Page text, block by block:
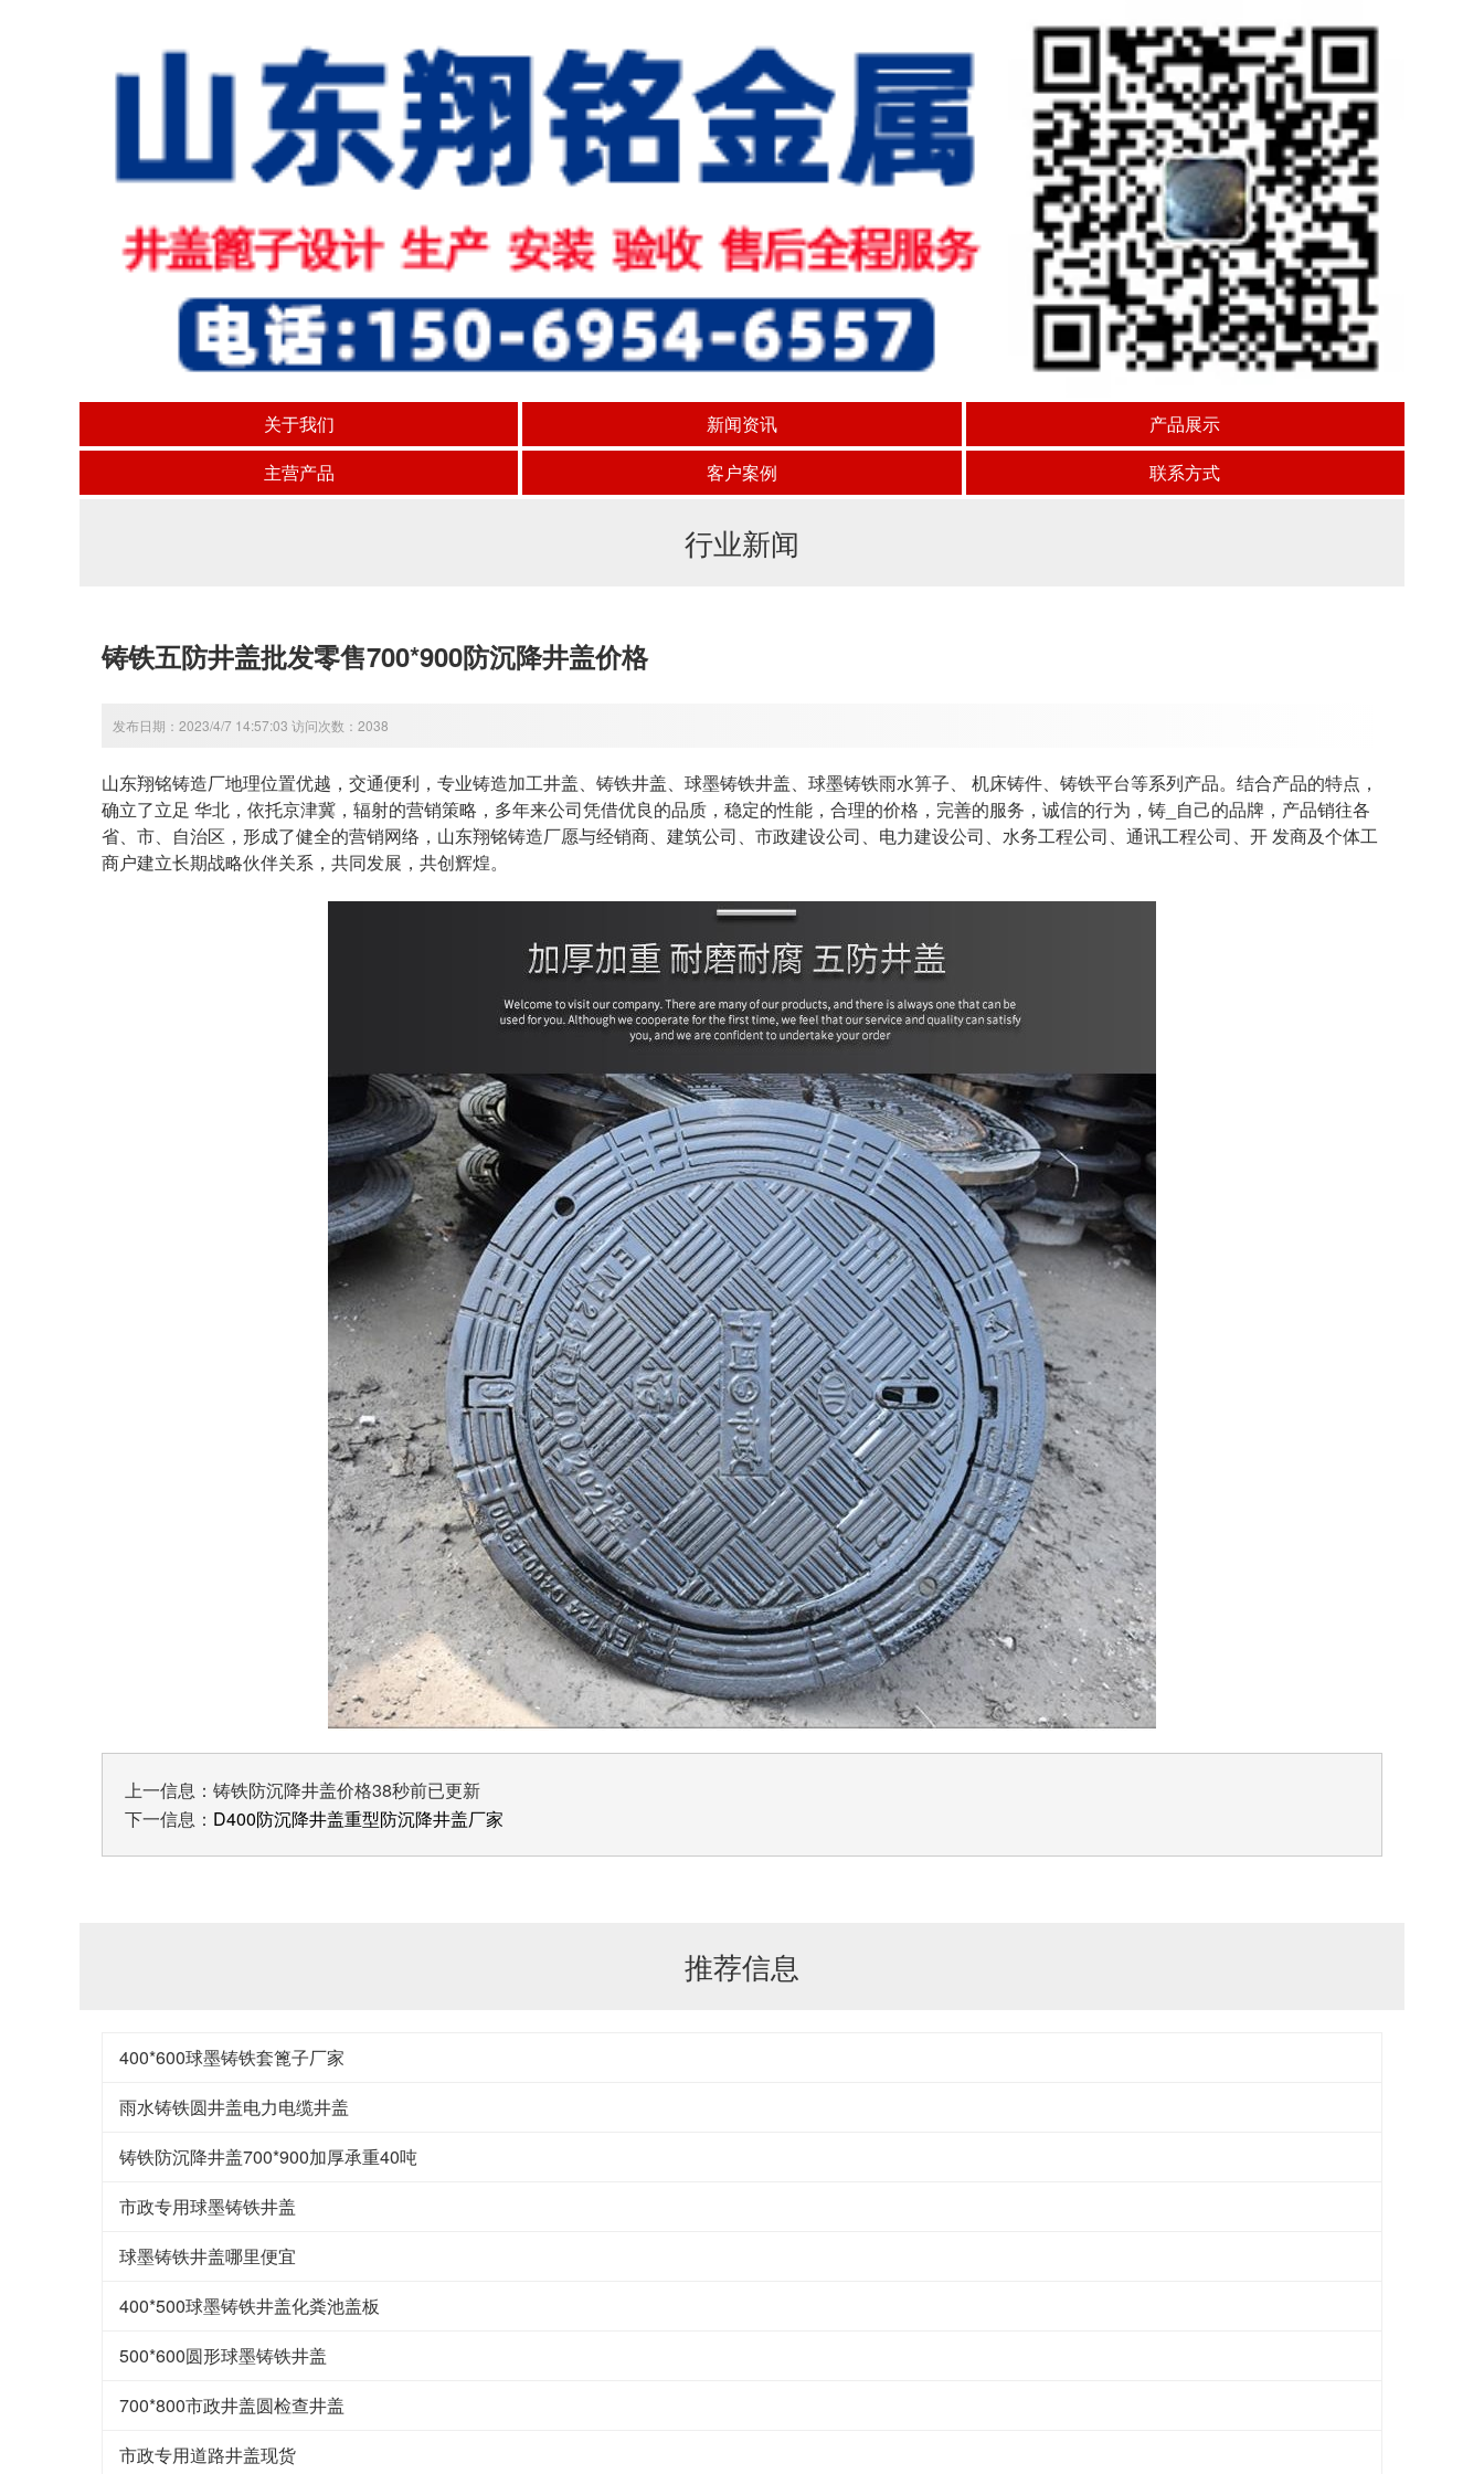
关于我们 新闻资讯
产品展示
主营产品
客户案例 联系方式
行业新闻
铸铁五防井盖批发零售700*900防沉降井盖价格
发布日期：2023/4/7 14:57:03 访问次数：2038
山东翔铭铸造厂地理位置优越，交通便利，专业铸造加工井盖、铸铁井盖、球墨铸铁井盖、球墨铸铁雨水箅子、 机床铸件、铸铁平台等系列产品。结合产品的特点，
确立了立足 华北，依托京津冀，辐射的营销策略，多年来公司凭借优良的品质，稳定的性能，合理的价格，完善的服务，诚信的行为，铸_自己的品牌，产品销往各
省、市、自治区，形成了健全的营销网络，山东翔铭铸造厂愿与经销商、建筑公司、市政建设公司、电力建设公司、水务工程公司、通讯工程公司、开 发商及个体工
商户建立长期战略伙伴关系，共同发展，共创辉煌。
上一信息： 铸铁防沉降井盖价格38秒前已更新
下一信息： D400防沉降井盖重型防沉降井盖厂家
推荐信息
400*600球墨铸铁套篦子厂家
雨水铸铁圆井盖电力电缆井盖
铸铁防沉降井盖700*900加厚承重40吨
市政专用球墨铸铁井盖
球墨铸铁井盖哪里便宜
400*500球墨铸铁井盖化粪池盖板
500*600圆形球墨铸铁井盖
700*800市政井盖圆检查井盖
市政专用道路井盖现货